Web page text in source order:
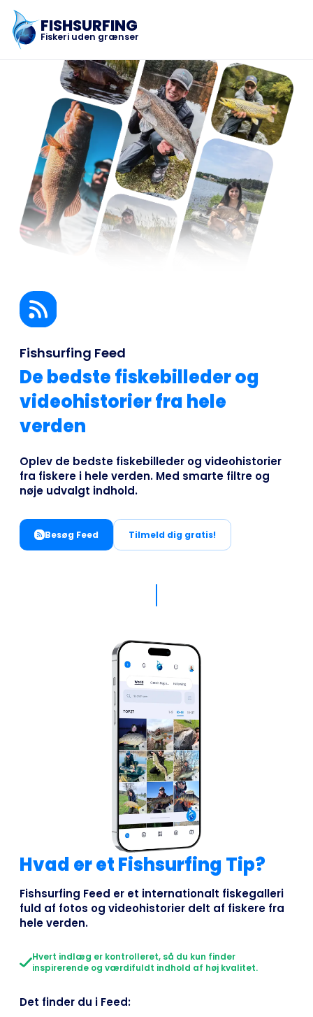
FISHSURFING
Fiskeri uden grænser
Registrering
Hjem
Blog
Om appen
Business
Fishsurfing Feed
De bedste fiskebilleder og
videohistorier fra hele
verden
Oplev de bedste fiskebilleder og videohistorier
fra fiskere i hele verden. Med smarte filtre og
nøje udvalgt indhold.
Besøg Feed Tilmeld dig gratis!
Hvad er et Fishsurfing Tip?
Fishsurfing Feed er et internationalt fiskegalleri
fuld af fotos og videohistorier delt af fiskere fra
hele verden.
Hvert indlæg er kontrolleret, så du kun finder
inspirerende og værdifuldt indhold af høj kvalitet.
Det finder du i Feed: